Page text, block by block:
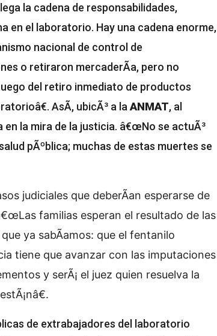
la cadena de responsabilidades,
en el laboratorio. Hay una cadena enorme,
nacional de control de
o retiraron mercaderÃ­a, pero no
del retiro inmediato de productos
AsÃ­, ubicÃ³ a la ANMAT, al
en la mira de la justicia. â€œNo se actuÃ³
pÃºblica; muchas de estas muertes se
judiciales que deberÃ­an esperarse de
familias esperan el resultado de las
ya sabÃ­amos: que el fentanilo
tiene que avanzar con las imputaciones
y serÃ¡ el juez quien resuelva la
de extrabajadores del laboratorio